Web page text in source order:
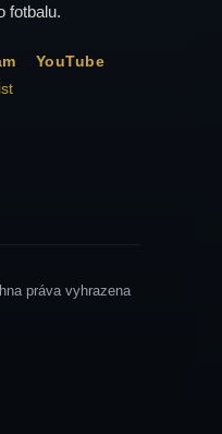
fotbalu.
YouTube
práva vyhrazena